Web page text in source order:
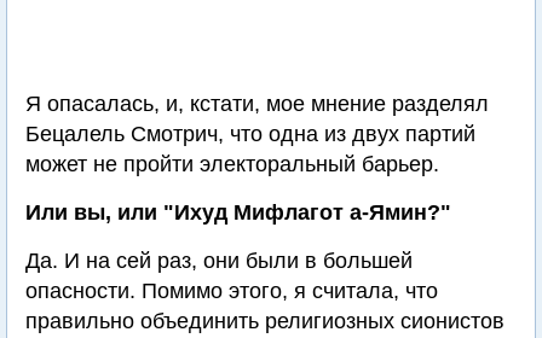
Я опасалась, и, кстати, мое мнение разделял
Бецалель Смотрич, что одна из двух партий
может не пройти электоральный барьер.
Или вы, или "Ихуд Мифлагот а-Ямин?"
Да. И на сей раз, они были в большей
опасности. Помимо этого, я считала, что
правильно объединить религиозных сионистов